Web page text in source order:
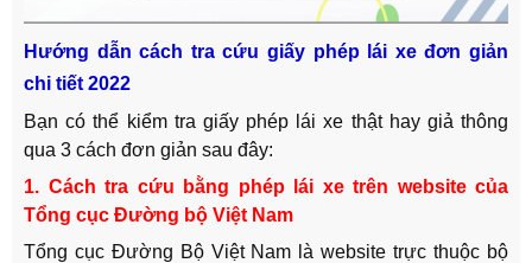
Hướng dẫn cách tra cứu giấy phép lái xe đơn giản
chi tiết 2022
Bạn có thể kiểm tra giấy phép lái xe thật hay giả thông
qua 3 cách đơn giản sau đây:
1. Cách tra cứu bằng phép lái xe trên website của
Tổng cục Đường bộ Việt Nam
Tổng cục Đường Bộ Việt Nam là website trực thuộc bộ